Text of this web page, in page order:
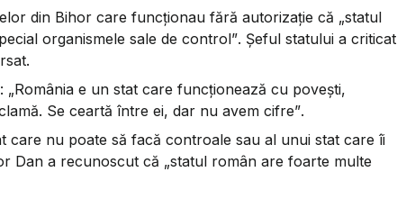
din Bihor care funcționau fără autorizație că „statul
organismele sale de control”. Șeful statului a criticat
„România e un stat care funcționează cu povești,
Se ceartă între ei, dar nu avem cifre”.
care nu poate să facă controale sau al unui stat care îi
Dan a recunoscut că „statul român are foarte multe